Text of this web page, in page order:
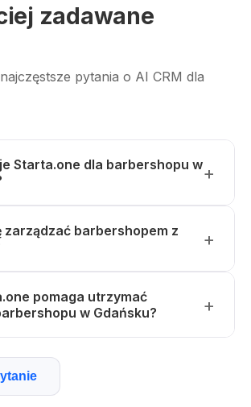
zadawane
pytania o AI CRM dla
Starta.one dla barbershopu w
zarządzać barbershopem z
pomaga utrzymać
w Gdańsku?